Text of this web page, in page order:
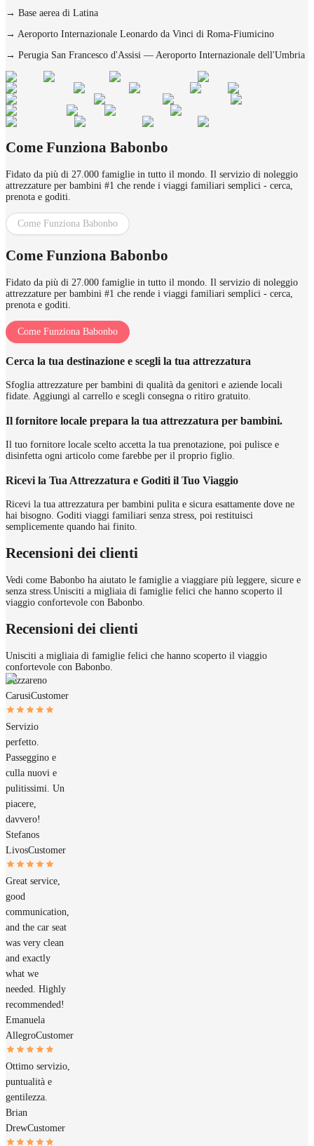
→ Base aerea di Latina
→ Aeroporto Internazionale Leonardo da Vinci di Roma-Fiumicino
→ Perugia San Francesco d'Assisi — Aeroporto Internazionale dell'Umbria
Come Funziona Babonbo
Fidato da più di 27.000 famiglie in tutto il mondo. Il servizio di noleggio
attrezzature per bambini #1 che rende i viaggi familiari semplici - cerca,
prenota e goditi.
Come Funziona Babonbo
Come Funziona Babonbo
Fidato da più di 27.000 famiglie in tutto il mondo. Il servizio di noleggio
attrezzature per bambini #1 che rende i viaggi familiari semplici - cerca,
prenota e goditi.
Come Funziona Babonbo
Cerca la tua destinazione e scegli la tua attrezzatura
Sfoglia attrezzature per bambini di qualità da genitori e aziende locali
fidate. Aggiungi al carrello e scegli consegna o ritiro gratuito.
Il fornitore locale prepara la tua attrezzatura per bambini.
Il tuo fornitore locale scelto accetta la tua prenotazione, poi pulisce e
disinfetta ogni articolo come farebbe per il proprio figlio.
Ricevi la Tua Attrezzatura e Goditi il Tuo Viaggio
Ricevi la tua attrezzatura per bambini pulita e sicura esattamente dove ne
hai bisogno. Goditi viaggi familiari senza stress, poi restituisci
semplicemente quando hai finito.
Recensioni dei clienti
Vedi come Babonbo ha aiutato le famiglie a viaggiare più leggere, sicure e
senza stress. Unisciti a migliaia di famiglie felici che hanno scoperto il
viaggio confortevole con Babonbo.
Recensioni dei clienti
Unisciti a migliaia di famiglie felici che hanno scoperto il viaggio
confortevole con Babonbo.
Nazzareno
CarusiCustomer
Servizio
perfetto.
Passeggino e
culla nuovi e
pulitissimi. Un
piacere,
davvero!
Stefanos
LivosCustomer
Great service,
good
communication,
and the car seat
was very clean
and exactly
what we
needed. Highly
recommended!
Emanuela
AllegroCustomer
Ottimo servizio,
puntualità e
gentilezza.
Brian
DrewCustomer